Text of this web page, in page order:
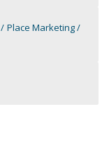
Place Marketing